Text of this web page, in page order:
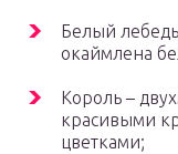
Белый
окаймлена
Король –
красивыми
цветками;